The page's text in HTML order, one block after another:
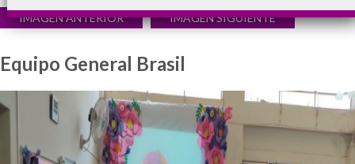
IMAGEN ANTERIOR IMAGEN SIGUIENTE
Equipo General Brasil